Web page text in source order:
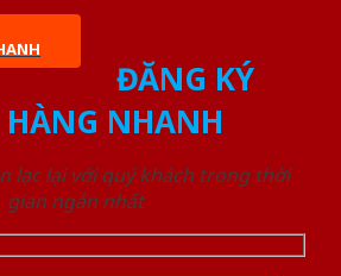
ĐĂNG KÝ
NHANH
lạc lại với quý khách trong thời
gian ngắn nhất